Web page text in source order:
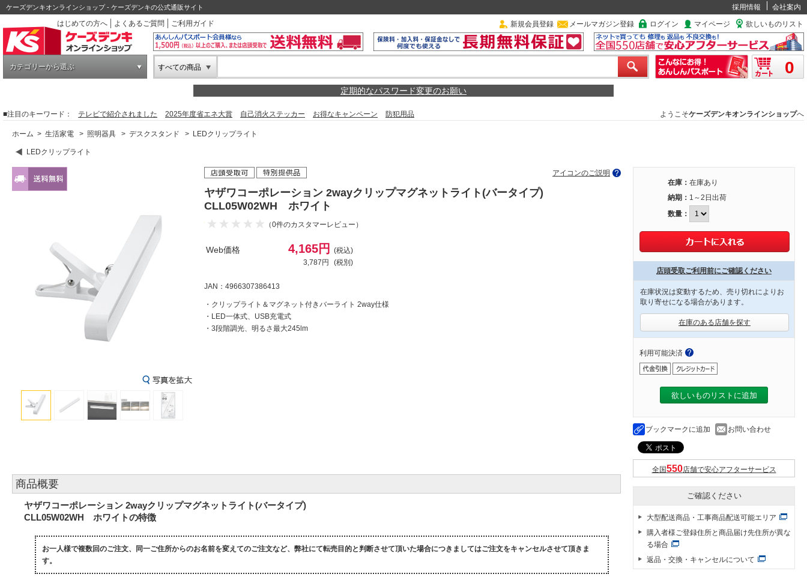
ケーズデンキオンラインショップ - ケーズデンキの公式通販サイト 採用情報
会社案内
はじめての方へ
よくあるご質問 ご利用ガイド 新規会員登録 メールマガジン登録 ログイン マイページ 欲しいものリスト
カテゴリーから選ぶ すべての商品 0
定期的なパスワード変更のお願い
■注目のキーワード： テレビで紹介されました 2025年度省エネ大賞 自己消火ステッカー お得なキャンペーン 防犯用品 ようこそケーズデンキオンラインショップへ
ホーム > 生活家電 > 照明器具 > デスクスタンド > LEDクリップライト
LEDクリップライト
アイコンのご説明
ヤザワコーポレーション 2wayクリップマグネットライト(バータイプ)
CLL05W02WH ホワイト
（0件のカスタマーレビュー）
Web価格 4,165円
(税込)
3,787円
(税別)
JAN：4966307386413
・クリップライト＆マグネット付きバーライト 2way仕様
・LED一体式、USB充電式
・3段階調光、明るさ最大245lm
商品概要
ヤザワコーポレーション 2wayクリップマグネットライト(バータイプ)
CLL05W02WH ホワイトの特徴
お一人様で複数回のご注文、同一ご住所からのお名前を変えてのご注文など、弊社にて転売目的と判断させて頂いた場合につきましてはご注文をキャンセルさせて頂きま
す。
在庫： 在庫あり
納期： 1～2日出荷
数量：
店頭受取ご利用前にご確認ください
在庫状況は変動するため、売り切れによりお
取り寄せになる場合があります。
在庫のある店舗を探す
利用可能決済
欲しいものリストに追加
ブックマークに追加 お問い合わせ
全国 店舗で安心アフターサービス
ご確認ください
大型配送商品・工事商品配送可能エリア
購入者様ご登録住所と商品届け先住所が異な
る場合
返品・交換・キャンセルについて